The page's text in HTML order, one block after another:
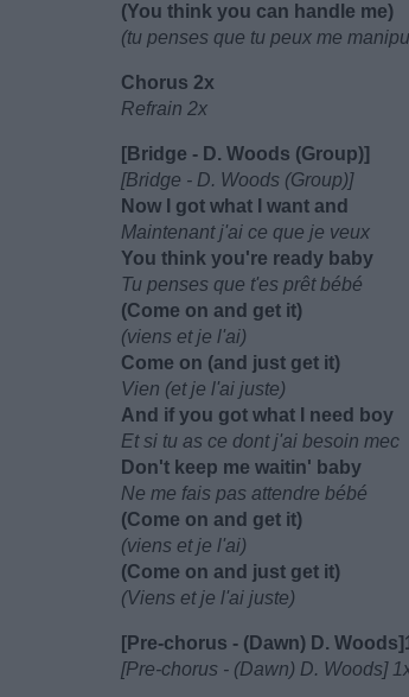
(You think you can handle me)
(tu penses que tu peux me
Chorus 2x
Refrain 2x
[Bridge - D. Woods (Group)]
[Bridge - D. Woods (Group)]
Now I got what I want and
Maintenant j'ai ce que je veux
You think you're ready baby
Tu penses que t'es prêt bébé
(Come on and get it)
(viens et je l'ai)
Come on (and just get it)
Vien (et je l'ai juste)
And if you got what I need boy
Et si tu as ce dont j'ai besoin mec
Don't keep me waitin' baby
Ne me fais pas attendre bébé
(Come on and get it)
(viens et je l'ai)
(Come on and just get it)
(Viens et je l'ai juste)
[Pre-chorus - (Dawn) D.
[Pre-chorus - (Dawn) D. Woods]